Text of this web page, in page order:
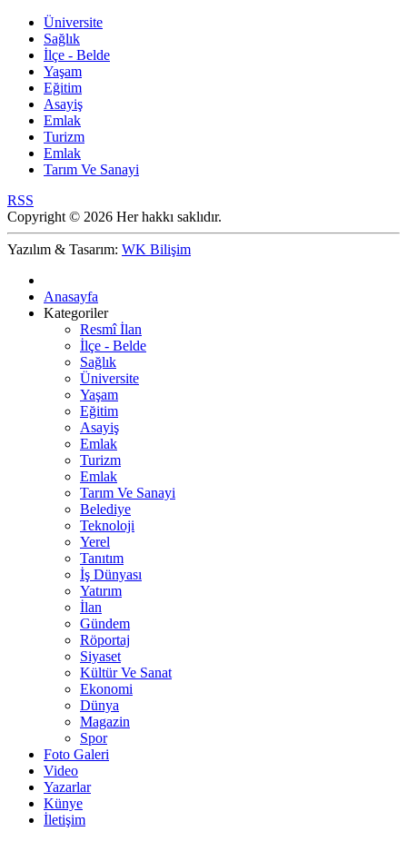
Üniversite
Sağlık
İlçe - Belde
Yaşam
Eğitim
Asayiş
Emlak
Turizm
Emlak
Tarım Ve Sanayi
RSS
Copyright © 2026 Her hakkı saklıdır.
Yazılım & Tasarım: WK Bilişim
Anasayfa
Kategoriler
Resmî İlan
İlçe - Belde
Sağlık
Üniversite
Yaşam
Eğitim
Asayiş
Emlak
Turizm
Emlak
Tarım Ve Sanayi
Belediye
Teknoloji
Yerel
Tanıtım
İş Dünyası
Yatırım
İlan
Gündem
Röportaj
Siyaset
Kültür Ve Sanat
Ekonomi
Dünya
Magazin
Spor
Foto Galeri
Video
Yazarlar
Künye
İletişim